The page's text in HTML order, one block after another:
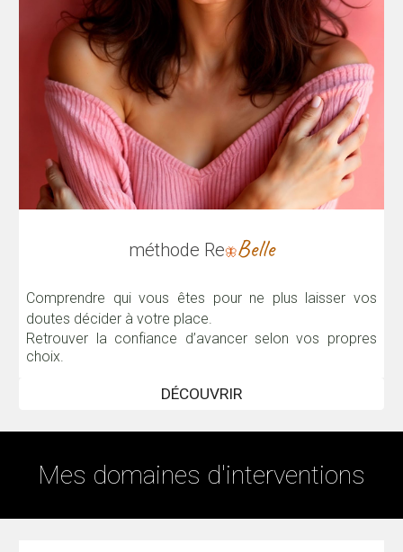
méthode Re🦋Belle
Comprendre qui vous êtes pour ne plus laisser vos
doutes décider à votre place.
Retrouver la confiance d’avancer selon vos propres
choix.
DÉCOUVRIR
Mes domaines d'interventions